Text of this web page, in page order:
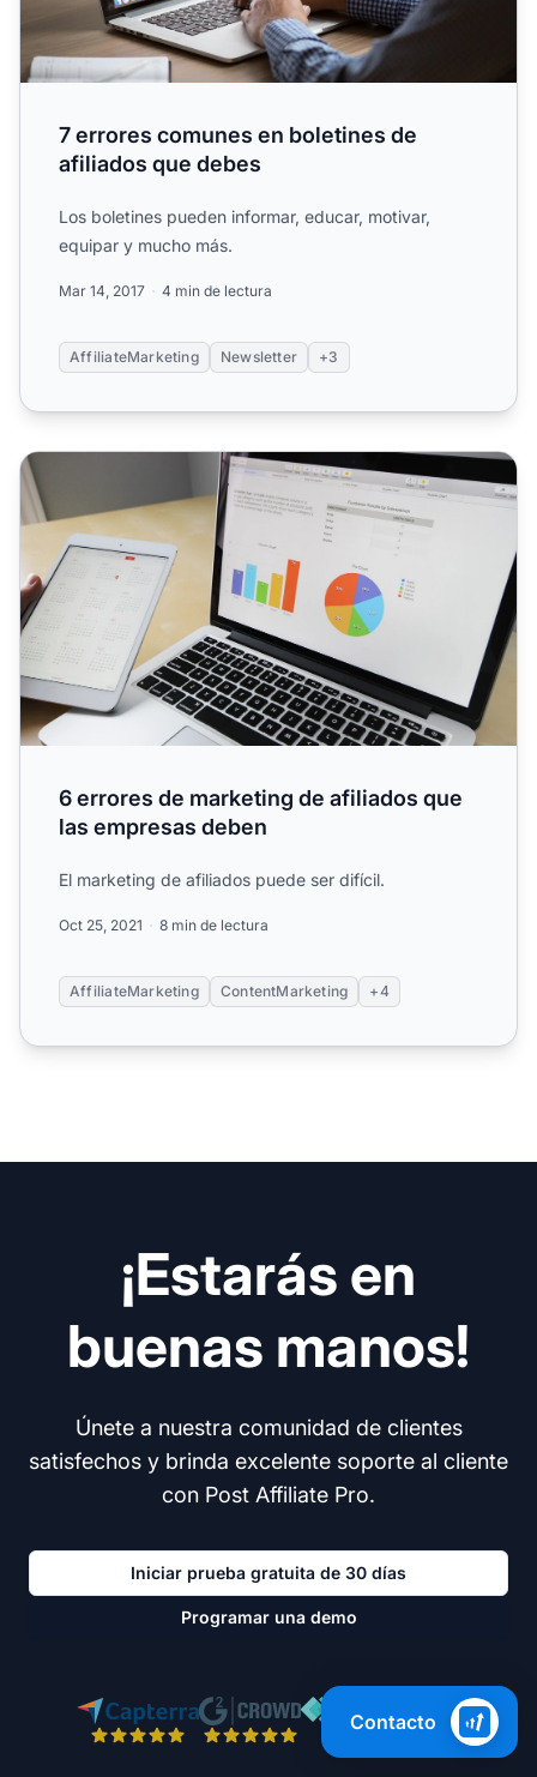
7 errores comunes en boletines de
afiliados que debes
Los boletines pueden informar, educar, motivar,
equipar y mucho más.
Mar 14, 2017 4 min de lectura
AffiliateMarketing Newsletter +3
6 errores de marketing de afiliados que las empresas
6 errores de marketing de afiliados que
las empresas deben
El marketing de afiliados puede ser difícil.
Oct 25, 2021 8 min de lectura
AffiliateMarketing ContentMarketing +4
¡Estarás en
buenas manos!
Únete a nuestra comunidad de clientes
satisfechos y brinda excelente soporte al cliente
con Post Affiliate Pro.
Iniciar prueba gratuita de 30 días
Programar una demo
Contacto